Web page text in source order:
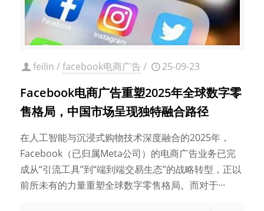
feilin /facebook电商广告 / 25-09-23
Facebook电商广告重塑2025年全球数字零
售格局，中国市场呈现独特融合路径
​在人工智能与沉浸式购物技术深度融合的2025年，
Facebook（已归属Meta公司）的电商广告业务已完
成从“引流工具”到“端到端交易生态”的战略转型，正以
前所未有的力量重塑全球数字零售格局。而对于···